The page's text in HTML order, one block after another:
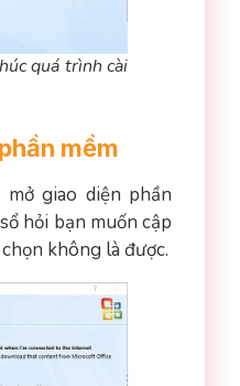
quá trình cài
mềm
giao diện phần
hỏi bạn muốn cập
không là được.